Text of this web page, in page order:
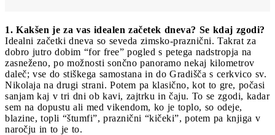
1. Kakšen je za vas idealen začetek dneva? Se kdaj zgodi?
Idealni začetki dneva so seveda zimsko-praznični. Takrat za
dobro jutro dobim “for free” pogled s petega nadstropja na
zasneženo, po možnosti sončno panoramo nekaj kilometrov
daleč; vse do stiškega samostana in do Gradišča s cerkvico sv.
Nikolaja na drugi strani. Potem pa klasično, kot to gre, počasi
sanjam kaj v tri dni ob kavi, zajtrku in čaju. To se zgodi, kadar
sem na dopustu ali med vikendom, ko je toplo, so odeje,
blazine, topli “štumfi”, praznični “kičeki”, potem pa knjiga v
naročju in to je to.